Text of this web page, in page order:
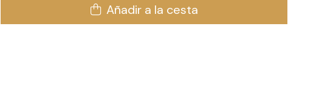
Añadir a la cesta